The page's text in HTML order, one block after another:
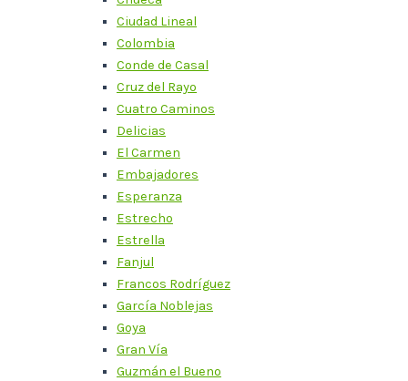
Ciudad Lineal
Colombia
Conde de Casal
Cruz del Rayo
Cuatro Caminos
Delicias
El Carmen
Embajadores
Esperanza
Estrecho
Estrella
Fanjul
Francos Rodríguez
García Noblejas
Goya
Gran Vía
Guzmán el Bueno